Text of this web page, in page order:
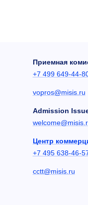
Приемная
+7 499 649-44-
vopros@misis.ru
Admission
Центр
+7 495 638-46-
cctt@misis.ru